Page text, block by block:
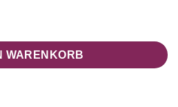
bunt Menge
WARENKORB